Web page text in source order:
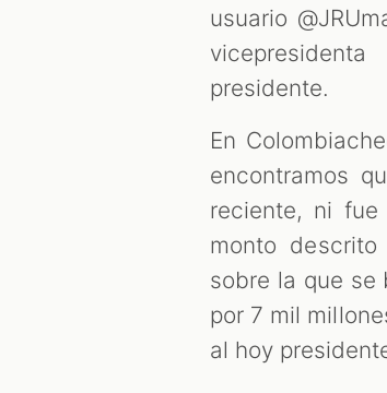
usuario
presidente.
En
encontramos
reciente, ni fue
monto
sobre la que se
por 7 mil
al hoy